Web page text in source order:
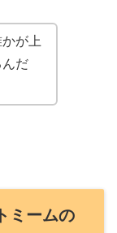
が上
だ
ミームの